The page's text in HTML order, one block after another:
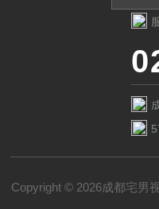
Copyright © 2026成都宅男